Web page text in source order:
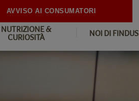
NUTRIZIONE &
CURIOSITÀ
NOI DI FINDUS
AVVISO AI CONSUMATORI